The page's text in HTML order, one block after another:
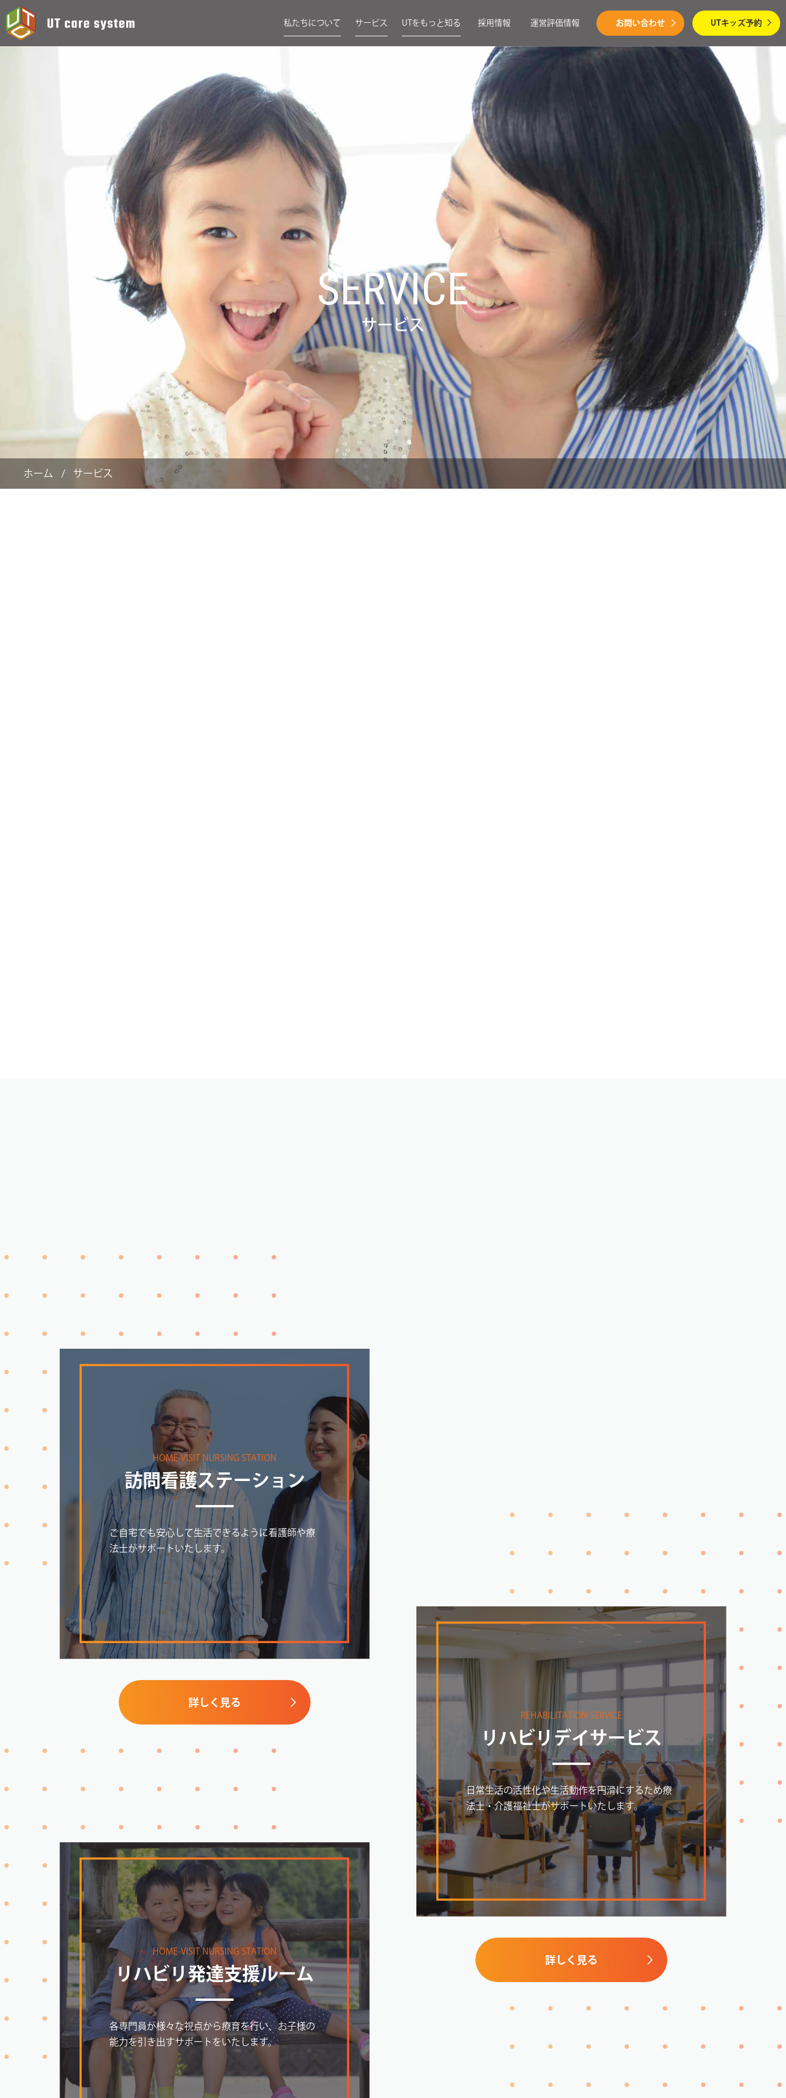
私たちについて サービス UTをもっと知る 採用情報 運営評価情報 お問い合わせ UTキッズ予約
SERVICE
サービス
ホーム サービス
HOME-VISIT NURSING STATION
訪問看護ステーション
ご自宅でも安心して生活できるように看護師や療
法士がサポートいたします。
詳しく見る
REHABILITATION SERVICE
リハビリデイサービス
日常生活の活性化や生活動作を円滑にするため療
法士・介護福祉士がサポートいたします。
詳しく見る
HOME-VISIT NURSING STATION
リハビリ発達支援ルーム
各専門員が様々な視点から療育を行い、お子様の
能力を引き出すサポートをいたします。